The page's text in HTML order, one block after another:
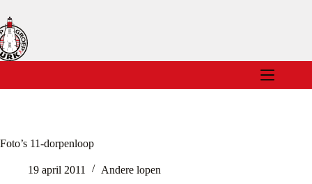
naar
de
inhoud
Foto’s 11-dorpenloop
19 april 2011 Andere lopen